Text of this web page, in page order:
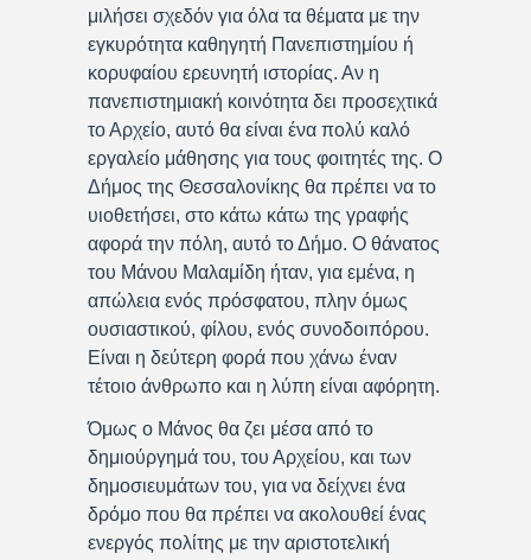
μιλήσει σχεδόν για όλα τα θέματα με την
εγκυρότητα καθηγητή Πανεπιστημίου ή
κορυφαίου ερευνητή ιστορίας. Αν η
πανεπιστημιακή κοινότητα δει προσεχτικά
το Αρχείο, αυτό θα είναι ένα πολύ καλό
εργαλείο μάθησης για τους φοιτητές της. Ο
Δήμος της Θεσσαλονίκης θα πρέπει να το
υιοθετήσει, στο κάτω κάτω της γραφής
αφορά την πόλη, αυτό το Δήμο. Ο θάνατος
του Μάνου Μαλαμίδη ήταν, για εμένα, η
απώλεια ενός πρόσφατου, πλην όμως
ουσιαστικού, φίλου, ενός συνοδοιπόρου.
Είναι η δεύτερη φορά που χάνω έναν
τέτοιο άνθρωπο και η λύπη είναι αφόρητη.
Όμως ο Μάνος θα ζει μέσα από το
δημιούργημά του, του Αρχείου, και των
δημοσιευμάτων του, για να δείχνει ένα
δρόμο που θα πρέπει να ακολουθεί ένας
ενεργός πολίτης με την αριστοτελική